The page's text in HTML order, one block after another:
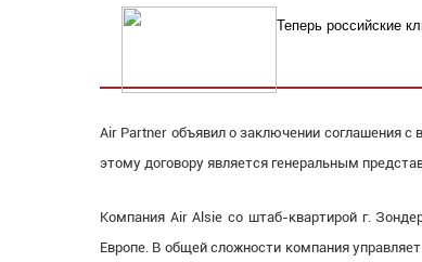
Теперь российские
Air Partner объявил о заключении соглашения
этому договору является генеральным
Компания Air Alsie со штаб-квартирой г.
Европе. В общей сложности компания